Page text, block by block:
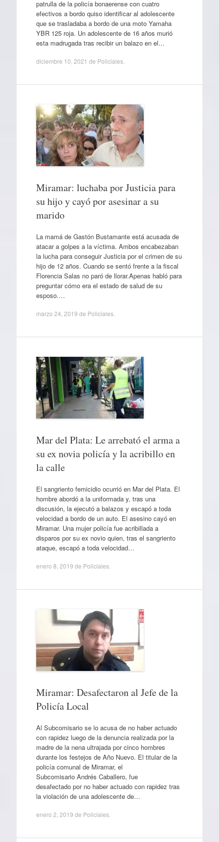
patrulla de la policía bonaerense con cuatro
efectivos a bordo quiso identificar al adolescente
que se trasladaba a bordo de una moto Yamaha
YBR 125 roja. Un adolescente de 16 años murió
esta madrugada tras recibir un balazo en el…
diciembre 10, 2021 de Policiales.
Miramar: luchaba por Justicia para
su hijo y cayó por asesinar a su
marido
La mamá de Gastón Bustamante está acusada de
atacar a golpes a la víctima. Ambos encabezaban
la lucha para conseguir Justicia por el crimen de su
hijo de 12 años. Cuando se sentó frente a la fiscal
Florencia Salas no paró de llorar.Apenas habló para
preguntar cómo era el estado de salud de su
esposo.…
marzo 24, 2019 de Policiales.
Mar del Plata: Le arrebató el arma a
su ex novia policía y la acribillo en
la calle
El sangriento femicidio ocurrió en Mar del Plata. El
hombre abordó a la uniformada y, tras una
discusión, la ejecutó a balazos y escapó a toda
velocidad a bordo de un auto. El asesino cayó en
Miramar. Una mujer policía fue acribillada a
disparos por su ex novio quien, tras el sangriento
ataque, escapó a toda velocidad…
enero 8, 2019 de Policiales.
Miramar: Desafectaron al Jefe de la
Policía Local
Al Subcomisario se lo acusa de no haber actuado
con rapidez luego de la denuncia realizada por la
madre de la nena ultrajada por cinco hombres
durante los festejos de Año Nuevo. El titular de la
policía comunal de Miramar, el
Subcomisario Andrés Caballero, fue
desafectado por no haber actuado con rapidez tras
la violación de una adolescente de…
enero 2, 2019 de Policiales.